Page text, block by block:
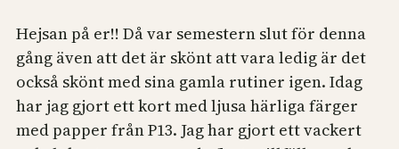
Hejsan på er!! Då var semestern slut för denna
gång även att det är skönt att vara ledig är det
också skönt med sina gamla rutiner igen. Idag
har jag gjort ett kort med ljusa härliga färger
med papper från P13. Jag har gjort ett vackert